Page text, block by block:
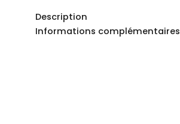
Description
Informations complémentaires